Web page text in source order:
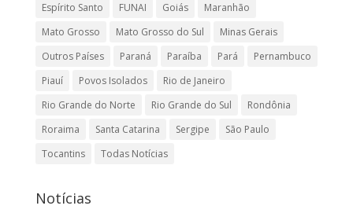
Espírito Santo
FUNAI Goiás
Maranhão
Mato Grosso
Mato Grosso do Sul
Minas Gerais
Outros Países
Paraná Paraíba Pará
Pernambuco
Piauí
Povos Isolados
Rio de Janeiro
Rio Grande do Norte
Rio Grande do Sul
Rondônia
Roraima
Santa Catarina Sergipe
São Paulo
Tocantins
Todas Notícias
Notícias